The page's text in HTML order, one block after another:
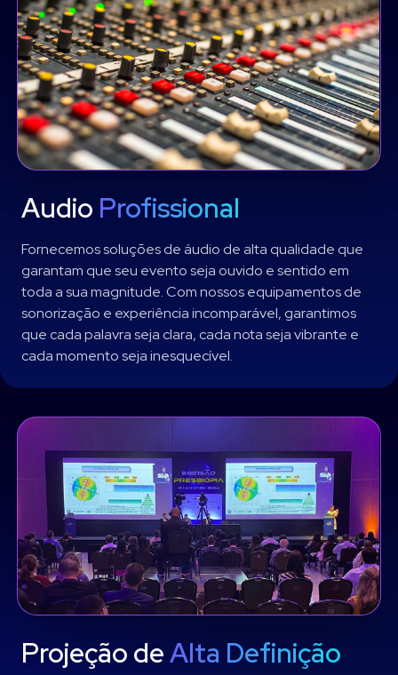
Audio Profissional
Fornecemos soluções de áudio de alta qualidade que
garantam que seu evento seja ouvido e sentido em
toda a sua magnitude. Com nossos equipamentos de
sonorização e experiência incomparável, garantimos
que cada palavra seja clara, cada nota seja vibrante e
cada momento seja inesquecível.
Projeção deAlta Definição